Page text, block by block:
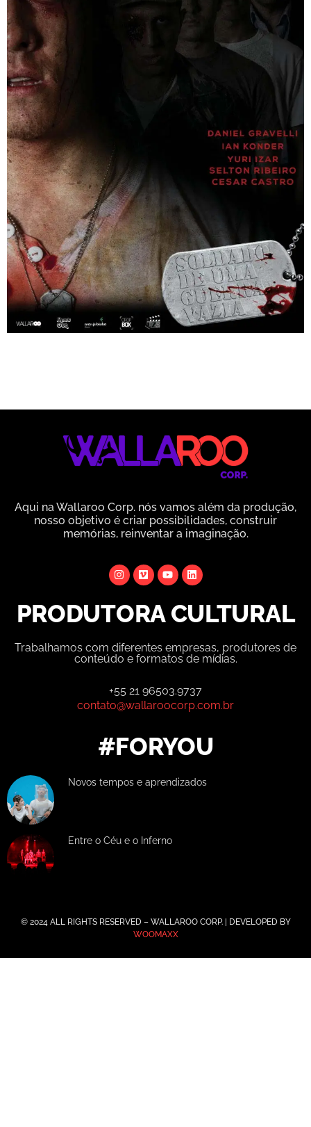
Aqui na Wallaroo Corp. nós vamos além da produção,
nosso objetivo é criar possibilidades, construir
memórias, reinventar a imaginação.
PRODUTORA CULTURAL
Trabalhamos com diferentes empresas, produtores de
conteúdo e formatos de mídias.
+55 21 96503.9737
contato@wallaroocorp.com.br
#FORYOU
Novos tempos e aprendizados
Entre o Céu e o Inferno
© 2024 ALL RIGHTS RESERVED – WALLAROO CORP. | DEVELOPED BY
WOOMAXX